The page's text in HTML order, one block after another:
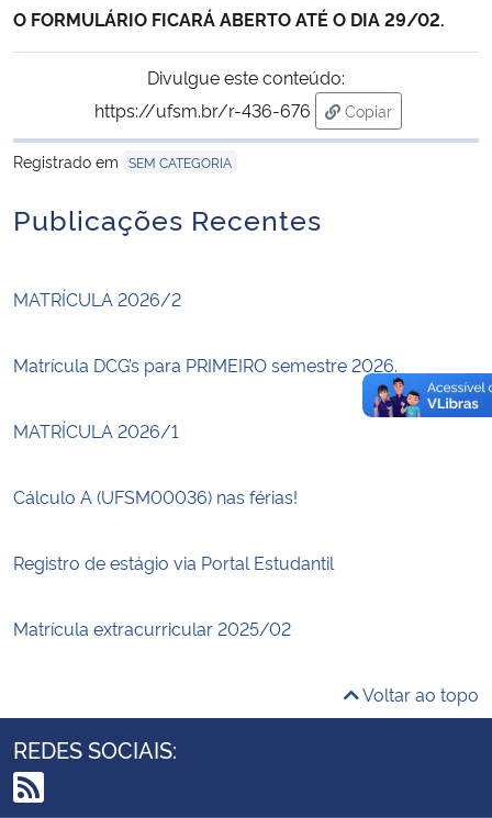
O FORMULÁRIO FICARÁ ABERTO ATÉ O DIA 29/02.
Divulgue este conteúdo:
https://ufsm.br/r-436-676
Copiar
para área de
Registrado em SEM CATEGORIA
Publicações Recentes
MATRÍCULA 2026/2
Matrícula DCG’s para PRIMEIRO semestre 2026.
MATRÍCULA 2026/1
Cálculo A (UFSM00036) nas férias!
Registro de estágio via Portal Estudantil
Matrícula extracurricular 2025/02
Voltar ao topo
REDES SOCIAIS: